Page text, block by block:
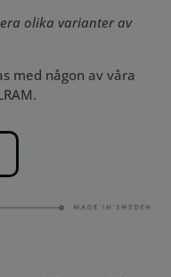
olika varianter av
med någon av våra